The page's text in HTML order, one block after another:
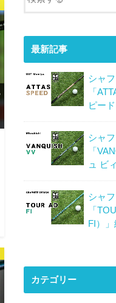
最新記事
シャ
「
ピー
シャ
「
ュ ビ
シャ
「
FI）」
カテゴリー